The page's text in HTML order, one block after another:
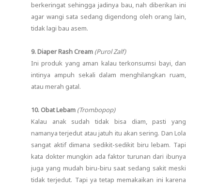
berkeringat sehingga jadinya bau, nah diberikan ini
agar wangi sata sedang digendong oleh orang lain,
tidak lagi bau asem.
9. Diaper Rash Cream (Purol Zalf)
Ini produk yang aman kalau terkonsumsi bayi, dan
intinya ampuh sekali dalam menghilangkan ruam,
atau merah gatal.
10. Obat Lebam (Trombopop)
Kalau anak sudah tidak bisa diam, pasti yang
namanya terjedut atau jatuh itu akan sering. Dan Lola
sangat aktif dimana sedikit-sedikit biru lebam. Tapi
kata dokter mungkin ada faktor turunan dari ibunya
juga yang mudah biru-biru saat sedang sakit meski
tidak terjedut. Tapi ya tetap memakaikan ini karena